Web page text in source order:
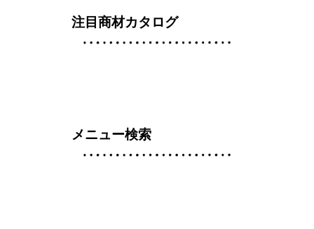
注目商材カタログ
メニュー検索